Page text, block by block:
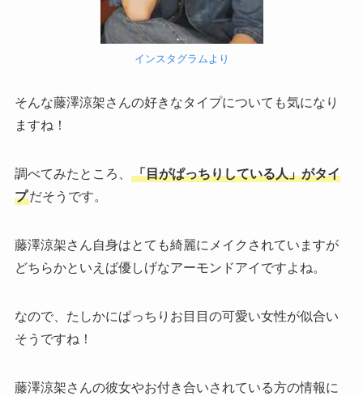
インスタグラムより
そんな藤澤涼架さんの好きなタイプについても気になり
ますね！
調べてみたところ、
「目がぱっちりしている人」がタイ
プだそうです。
藤澤涼架さん自身はとても綺麗にメイクされていますが
どちらかといえば優しげなアーモンドアイですよね。
なので、たしかにぱっちりお目目の可愛い女性が似合い
そうですね！
藤澤涼架さんの彼女やお付き合いされている方の情報に